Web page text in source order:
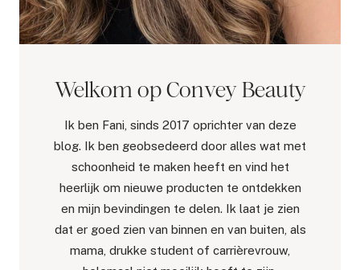
Welkom op Convey Beauty
Ik ben Fani, sinds 2017 oprichter van deze
blog. Ik ben geobsedeerd door alles wat met
schoonheid te maken heeft en vind het
heerlijk om nieuwe producten te ontdekken
en mijn bevindingen te delen. Ik laat je zien
dat er goed zien van binnen en van buiten, als
mama, drukke student of carrièrevrouw,